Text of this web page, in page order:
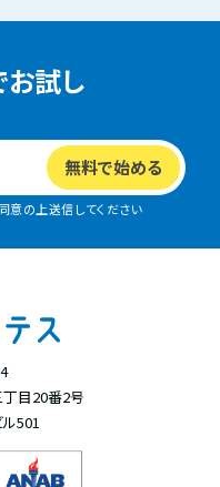
お試し
意の上送信してください
目20番2号
501